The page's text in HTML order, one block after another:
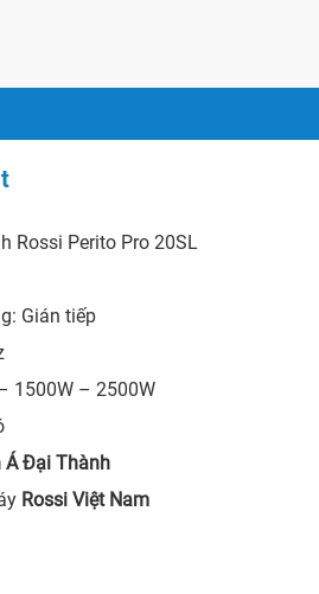
Rossi Perito Pro 20SL
Gián tiếp
1500W – 2500W
Á Đại Thành
Rossi Việt Nam